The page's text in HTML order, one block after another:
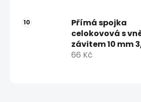
Přímá spojka
celokovová s
závitem 10 mm
66 Kč